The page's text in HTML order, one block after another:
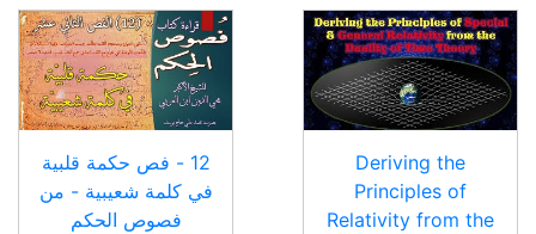
Deriving the
Principles of
Relativity from the
12 - فص حكمة قلبية
في كلمة شعيبية - من
فصوص الحكم